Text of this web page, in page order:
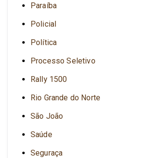
Paraíba
Policial
Política
Processo Seletivo
Rally 1500
Rio Grande do Norte
São João
Saúde
Seguraça